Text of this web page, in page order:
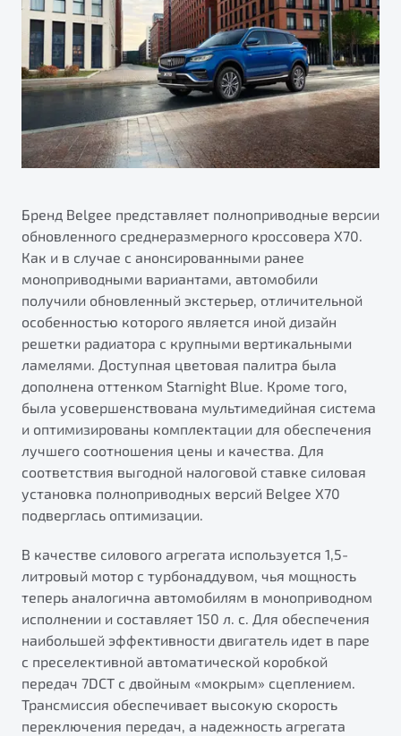
Яркий кроссовер
от 2 219 990 ₽*
Обзор В наличии
Элегантный и практичный седан
от 1 699 990 ₽*
Обзор В наличии
X70
Универсальный кроссовер
от 2 499 990 ₽*
Автокредит
Трейд-ин
Страхование
Расчет КАСКО
Узнайте о специальных выгодах при покупке
Подробно
Тест-драйв
Автокредит
Спецпредложения
Калькулятор ТО
Антибактериальная обработка кондиционера Belgee
Приятные мелочи Belgee
Гарантия Belgee
Belgee Клуб
Belgee Плюс
Реферальная программа
Клиентская поддержка
Будьте еще более уверены на дорогах с программой
"Помощь на дорогах"
Преимущества программы
О дилерском центре
Правовая информация
Бренд Belgee представляет полноприводные версии
обновленного среднеразмерного кроссовера X70.
Как и в случае с анонсированными ранее
моноприводными вариантами, автомобили
получили обновленный экстерьер, отличительной
особенностью которого является иной дизайн
решетки радиатора с крупными вертикальными
ламелями. Доступная цветовая палитра была
дополнена оттенком Starnight Blue. Кроме того,
была усовершенствована мультимедийная система
и оптимизированы комплектации для обеспечения
лучшего соотношения цены и качества. Для
соответствия выгодной налоговой ставке силовая
установка полноприводных версий Belgee X70
подверглась оптимизации.
В качестве силового агрегата используется 1,5-
литровый мотор с турбонаддувом, чья мощность
теперь аналогична автомобилям в моноприводном
исполнении и составляет 150 л. с. Для обеспечения
наибольшей эффективности двигатель идет в паре
с преселективной автоматической коробкой
передач 7DCT с двойным «мокрым» сцеплением.
Трансмиссия обеспечивает высокую скорость
переключения передач, а надежность агрегата